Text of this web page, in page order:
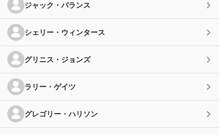
ジャック・パランス
シェリー・ウィンタース
グリニス・ジョンズ
ラリー・ゲイツ
グレゴリー・ハリソン